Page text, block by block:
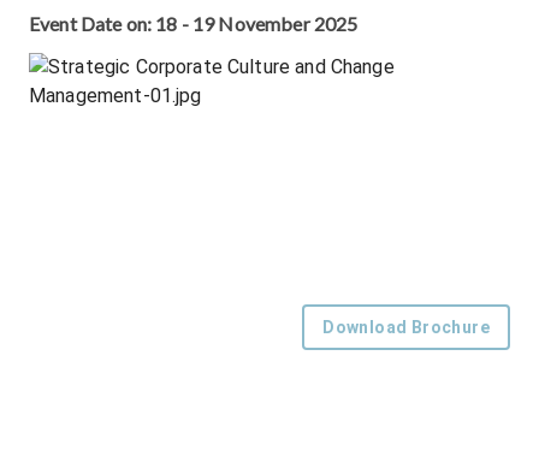
Event Date on: 18 - 19 November 2025
Download Brochure